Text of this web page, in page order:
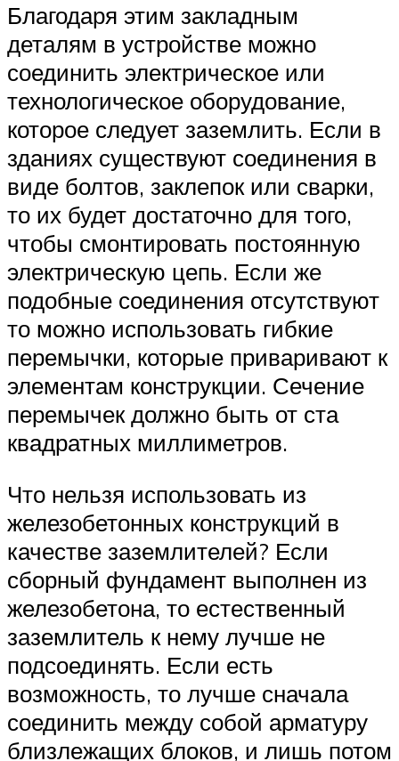
Благодаря этим закладным
деталям в устройстве можно
соединить электрическое или
технологическое оборудование,
которое следует заземлить. Если в
зданиях существуют соединения в
виде болтов, заклепок или сварки,
то их будет достаточно для того,
чтобы смонтировать постоянную
электрическую цепь. Если же
подобные соединения отсутствуют
то можно использовать гибкие
перемычки, которые приваривают к
элементам конструкции. Сечение
перемычек должно быть от ста
квадратных миллиметров.
Что нельзя использовать из
железобетонных конструкций в
качестве заземлителей? Если
сборный фундамент выполнен из
железобетона, то естественный
заземлитель к нему лучше не
подсоединять. Если есть
возможность, то лучше сначала
соединить между собой арматуру
близлежащих блоков, и лишь потом